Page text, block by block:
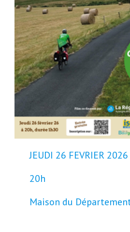
JEUDI 26 FEVRIER 2026
20h
Maison du